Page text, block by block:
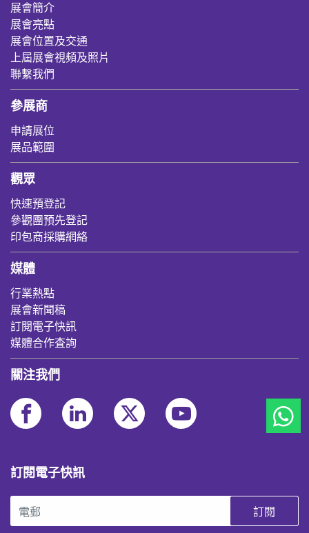
展會簡介
展會亮點
展會位置及交通
上屆展會視頻及照片
聯繫我們
參展商
申請展位
展品範圍
觀眾
快速預登記
參觀團預先登記
印包商採購網絡
媒體
行業熱點
展會新聞稿
訂閱電子快訊
媒體合作査詢
關注我們
訂閱電子快訊
訂閱